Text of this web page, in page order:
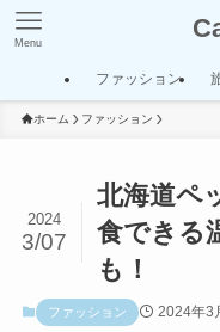
Menu
ファッション
ホーム ファッション
北海道ペ
食できる
も！
2024
3/07
ファッション 2024年3